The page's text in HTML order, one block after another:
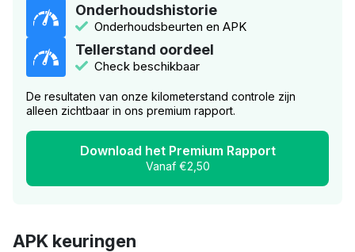
Onderhoudshistorie
Onderhoudsbeurten en APK
Tellerstand oordeel
Check beschikbaar
De resultaten van onze kilometerstand controle zijn
alleen zichtbaar in ons premium rapport.
Download het Premium Rapport
Vanaf €2,50
APK keuringen